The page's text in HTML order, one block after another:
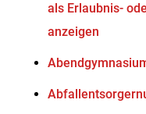
als Erlaubnis-
anzeigen